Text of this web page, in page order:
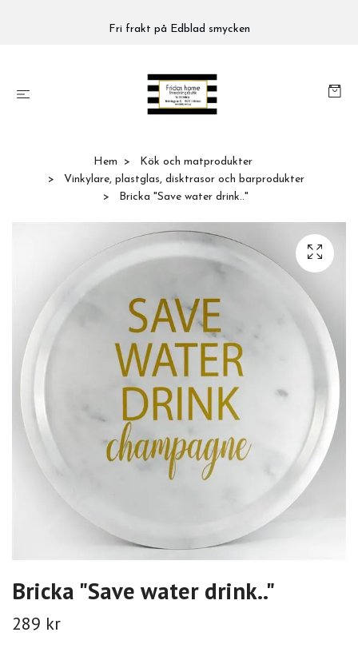
Fri frakt på Edblad smycken
Hem
Kök och matprodukter
Vinkylare, plastglas, disktrasor och barprodukter
Bricka "Save water drink.."
Bricka "Save water drink.."
289 kr